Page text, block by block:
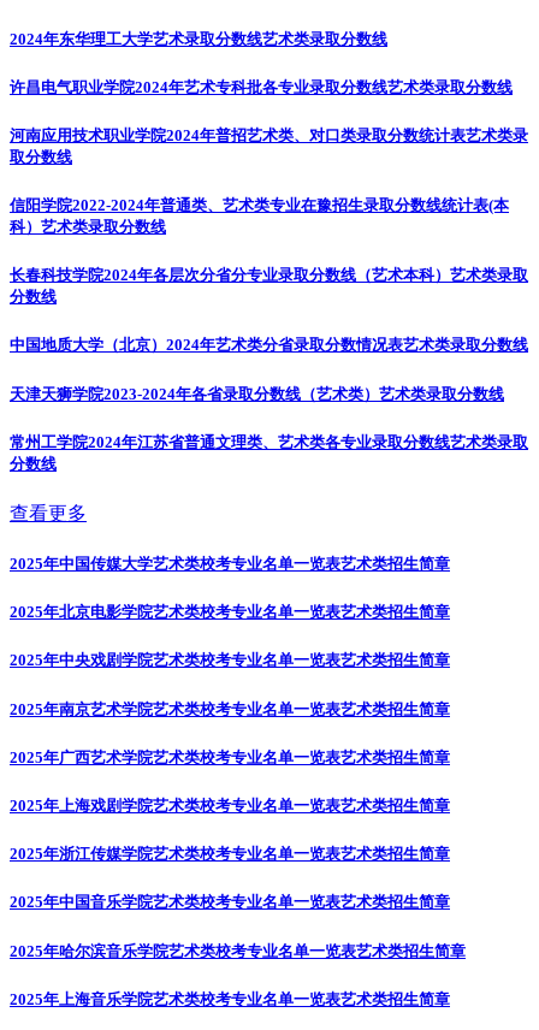
2024年东华理工大学艺术录取分数线艺术类录取分数线
许昌电气职业学院2024年艺术专科批各专业录取分数线艺术类录取分数线
河南应用技术职业学院2024年普招艺术类、对口类录取分数统计表艺术类录
取分数线
信阳学院2022-2024年普通类、艺术类专业在豫招生录取分数线统计表(本
科） 艺术类录取分数线
长春科技学院2024年各层次分省分专业录取分数线（艺术本科） 艺术类录取
分数线
中国地质大学（北京）2024年艺术类分省录取分数情况表艺术类录取分数线
天津天狮学院2023-2024年各省录取分数线（艺术类） 艺术类录取分数线
常州工学院2024年江苏省普通文理类、艺术类各专业录取分数线艺术类录取
分数线
查看更多
2025年中国传媒大学艺术类校考专业名单一览表艺术类招生简章
2025年北京电影学院艺术类校考专业名单一览表艺术类招生简章
2025年中央戏剧学院艺术类校考专业名单一览表艺术类招生简章
2025年南京艺术学院艺术类校考专业名单一览表艺术类招生简章
2025年广西艺术学院艺术类校考专业名单一览表艺术类招生简章
2025年上海戏剧学院艺术类校考专业名单一览表艺术类招生简章
2025年浙江传媒学院艺术类校考专业名单一览表艺术类招生简章
2025年中国音乐学院艺术类校考专业名单一览表艺术类招生简章
2025年哈尔滨音乐学院艺术类校考专业名单一览表艺术类招生简章
2025年上海音乐学院艺术类校考专业名单一览表艺术类招生简章